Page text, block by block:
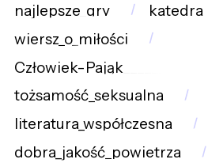
najlepsze_gry
katedra
wiersz_o_miłości
Człowiek-Pająk__________
tożsamość_seksualna
literatura_współczesna
dobra_jakość_powietrza